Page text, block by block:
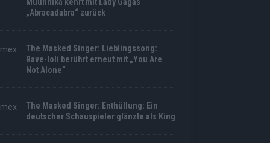
„Abracadabra“ zurück
The Masked Singer: Lieblingssong:
Rave-Ioli berührt erneut mit „You Are
Not Alone“
The Masked Singer: Enthüllung: Ein
deutscher Schauspieler glänzte als King